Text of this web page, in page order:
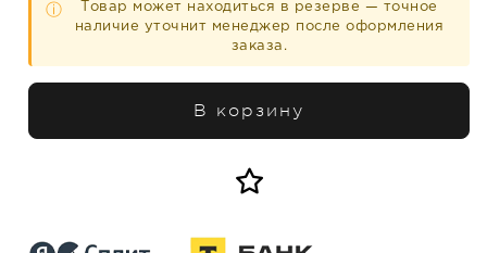
ⓘ
Товар может находиться в резерве — точное
наличие уточнит менеджер после оформления
заказа.
В корзину